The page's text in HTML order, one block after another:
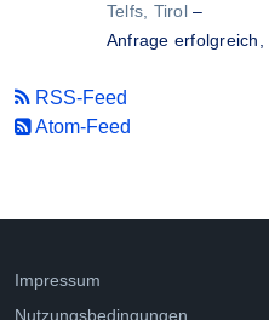
Telfs, Tirol–
Anfrage erfolgreich,
RSS-Feed
Atom-Feed
Impressum
Nutzungsbedingungen